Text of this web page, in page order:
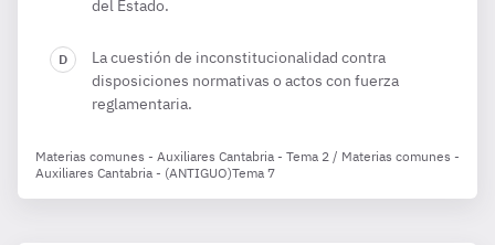
del Estado.
La cuestión de inconstitucionalidad contra
disposiciones normativas o actos con fuerza
reglamentaria.
Materias comunes - Auxiliares Cantabria - Tema 2 / Materias comunes -
Auxiliares Cantabria - (ANTIGUO)Tema 7